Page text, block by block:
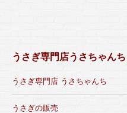
うさぎ専門店うさちゃんち
うさぎ専門店 うさちゃんち
うさぎの販売